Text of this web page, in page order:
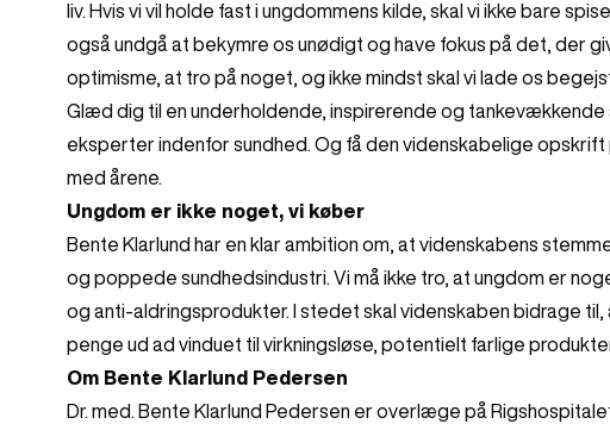
liv. Hvis vi vil holde fast i ungdommens kilde, skal vi ikke bare
også undgå at bekymre os unødigt og have fokus på det, der
optimisme, at tro på noget, og ikke mindst skal vi lade os
Glæd dig til en underholdende, inspirerende og
eksperter indenfor sundhed. Og få den videnskabelige opskrift
med årene.
Ungdom er ikke noget, vi køber
Bente Klarlund har en klar ambition om, at videnskabens
og poppede sundhedsindustri. Vi må ikke tro, at ungdom er
og anti-aldringsprodukter. I stedet skal videnskaben bidrage
penge ud ad vinduet til virkningsløse, potentielt farlige
Om Bente Klarlund Pedersen
Dr. med. Bente Klarlund Pedersen er overlæge på